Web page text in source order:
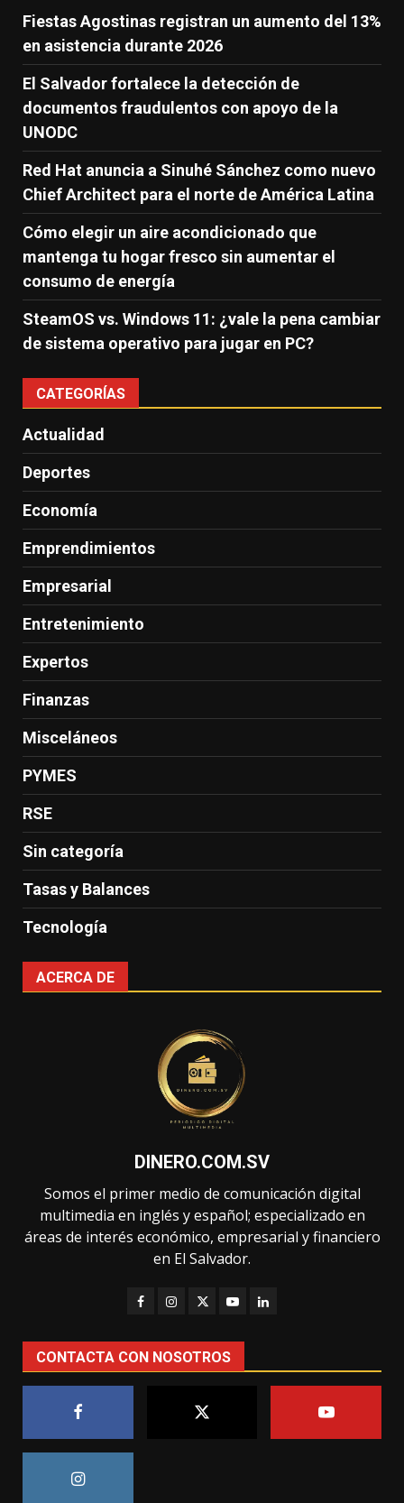
Fiestas Agostinas registran un aumento del 13%
en asistencia durante 2026
El Salvador fortalece la detección de
documentos fraudulentos con apoyo de la
UNODC
Red Hat anuncia a Sinuhé Sánchez como nuevo
Chief Architect para el norte de América Latina
Cómo elegir un aire acondicionado que
mantenga tu hogar fresco sin aumentar el
consumo de energía
SteamOS vs. Windows 11: ¿vale la pena cambiar
de sistema operativo para jugar en PC?
CATEGORÍAS
Actualidad
Deportes
Economía
Emprendimientos
Empresarial
Entretenimiento
Expertos
Finanzas
Misceláneos
PYMES
RSE
Sin categoría
Tasas y Balances
Tecnología
ACERCA DE
DINERO.COM.SV
Somos el primer medio de comunicación digital
multimedia en inglés y español; especializado en
áreas de interés económico, empresarial y financiero
en El Salvador.
CONTACTA CON NOSOTROS